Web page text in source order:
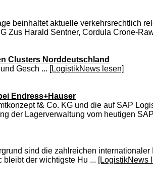
beinhaltet aktuelle verkehrsrechtlich
Zus Harald Sentner, Cordula Crone-
Clusters Norddeutschland
Gesch ... [LogistikNews lesen]
Endress+Hauser
f& Co. KG und die auf SAP
der Lagerverwaltung vom heutigen
sind die zahlreichen
bleibt der wichtigste Hu ... [LogistikNews